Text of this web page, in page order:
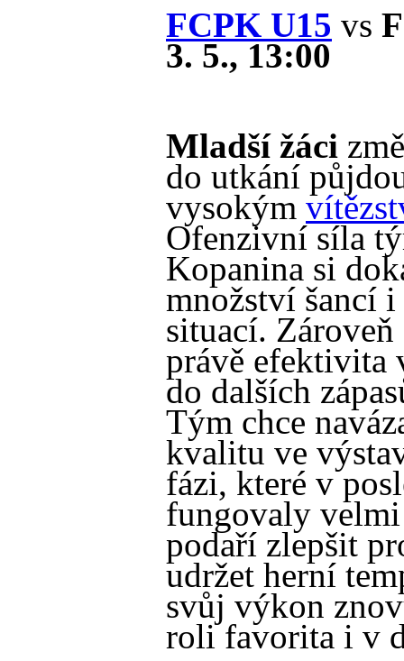
FCPK U15 vs
3. 5., 13:00
Mladší žáci
do utkání
vysokým
Ofenzivní síla
Kopanina si
množství šancí
situací. Zároveň
právě efektivita
do dalších
Tým chce
kvalitu ve
fázi, které v
fungovaly
podaří zlepšit
udržet herní
svůj výkon
roli favorita i v